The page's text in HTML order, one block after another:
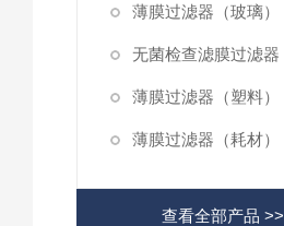
薄膜过滤器（玻璃）
无菌检查滤膜过滤器
薄膜过滤器（塑料）
薄膜过滤器（耗材）
查看全部产品 >>